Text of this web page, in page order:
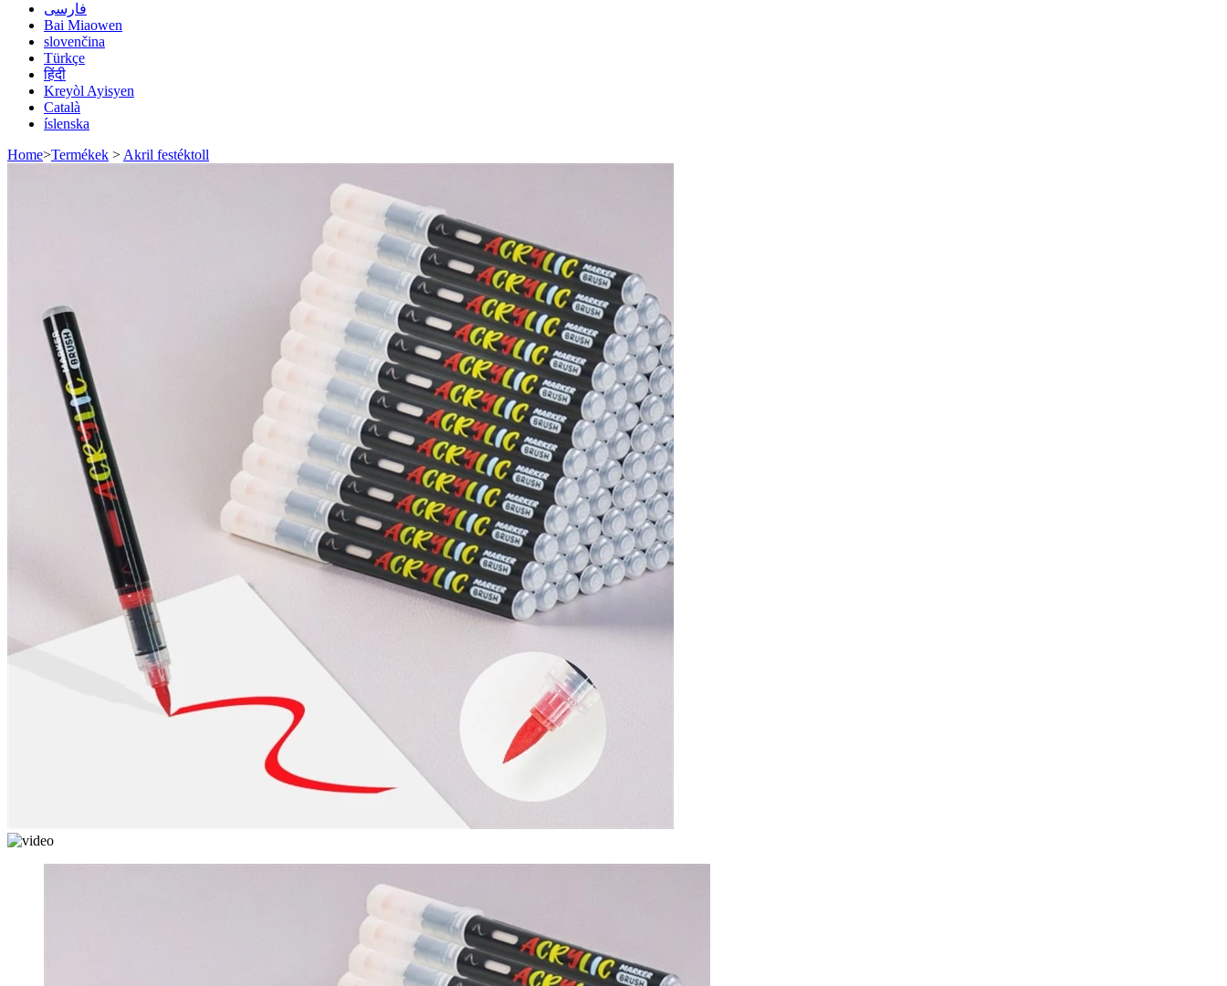
فارسی
Bai Miaowen
slovenčina
Türkçe
हिंदी
Kreyòl Ayisyen
Català
íslenska
Home>Termékek > Akril festéktoll